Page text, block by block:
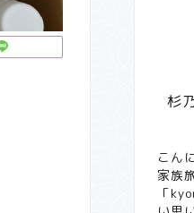
杉
こん
家族
「